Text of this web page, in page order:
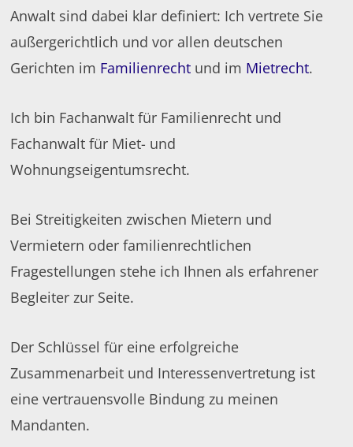
Anwalt sind dabei klar definiert: Ich vertrete Sie
außergerichtlich und vor allen deutschen
Gerichten im Familienrecht und im Mietrecht.
Ich bin Fachanwalt für Familienrecht und
Fachanwalt für Miet- und
Wohnungseigentumsrecht.
Bei Streitigkeiten zwischen Mietern und
Vermietern oder familienrechtlichen
Fragestellungen stehe ich Ihnen als erfahrener
Begleiter zur Seite.
Der Schlüssel für eine erfolgreiche
Zusammenarbeit und Interessenvertretung ist
eine vertrauensvolle Bindung zu meinen
Mandanten.